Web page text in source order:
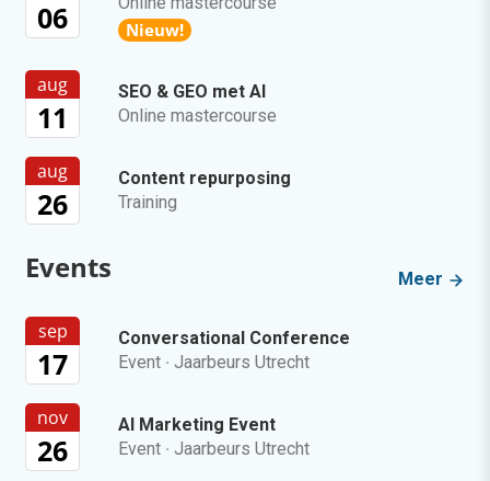
06 Nieuw!
aug
11
SEO & GEO met AI
Online mastercourse
aug
26
Content repurposing
Training
Events Meer
sep
17
Conversational Conference
Event · Jaarbeurs Utrecht
nov
26
AI Marketing Event
Event · Jaarbeurs Utrecht